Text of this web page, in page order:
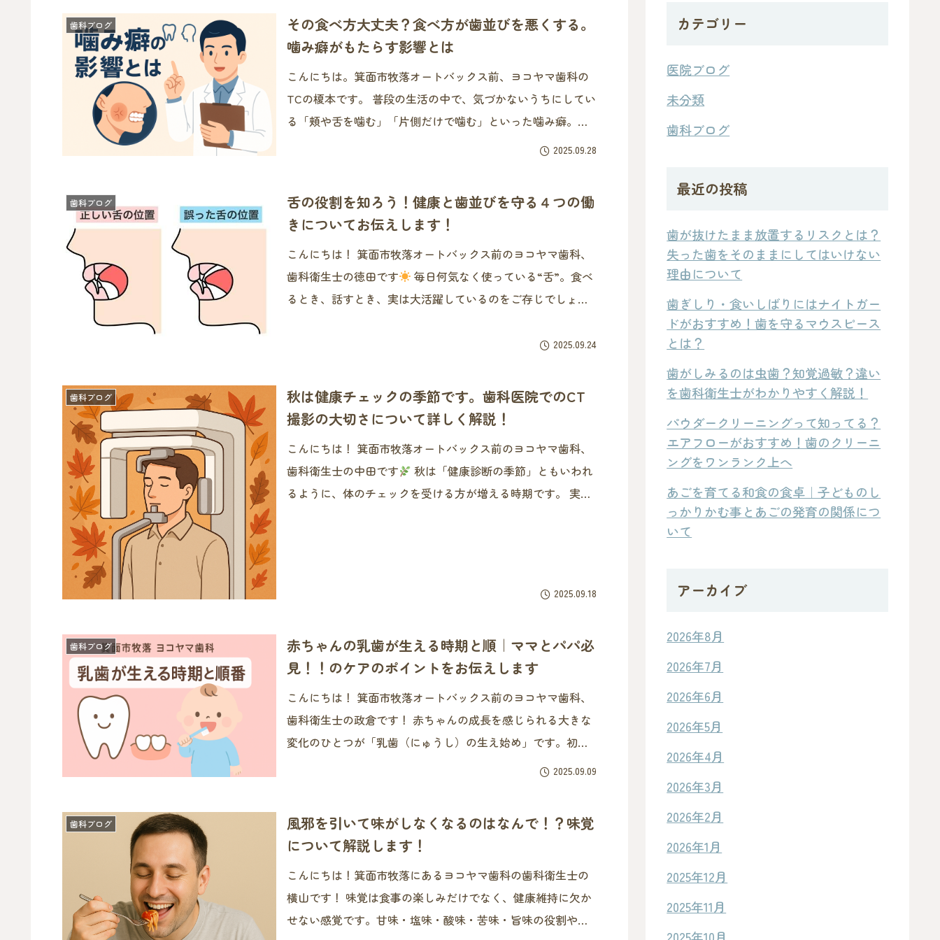
歯科ブログ
その食べ方大丈夫？食べ方が歯並びを悪くする。
噛み癖がもたらす影響とは
こんにちは。箕面市牧落オートバックス前、ヨコヤマ歯科の
TCの榎本です。 普段の生活の中で、気づかないうちにしてい
る「頬や舌を噛む」「片側だけで噛む」といった噛み癖。ち
ょっとしたクセのように思えますが、実は歯や顎に負担をか
2025.09.28
歯科ブログ
舌の役割を知ろう！健康と歯並びを守る４つの働
きについてお伝えします！
こんにちは！ 箕面市牧落オートバックス前のヨコヤマ歯科、
歯科衛生士の徳田です
るとき、話すとき、実は大活躍しているのをご存じでしょう
2025.09.24
歯科ブログ
秋は健康チェックの季節です。歯科医院でのCT
撮影の大切さについて詳しく解説！
こんにちは！ 箕面市牧落オートバックス前のヨコヤマ歯科、
歯科衛生士の中田です
るように、体のチェックを受ける方が増える時期です。 実は
2025.09.18
歯科ブログ
赤ちゃんの乳歯が生える時期と順｜ママとパパ必
見！！のケアのポイントをお伝えします
こんにちは！ 箕面市牧落オートバックス前のヨコヤマ歯科、
歯科衛生士の政倉です！ 赤ちゃんの成長を感じられる大きな
変化のひとつが「乳歯（にゅうし）の生え始め」です。初め
ての育児では「いつ頃生えてくるの？」「順番が違っても大
2025.09.09
歯科ブログ
風邪を引いて味がしなくなるのはなんで！？味覚
について解説します！
こんにちは！箕面市牧落にあるヨコヤマ歯科の歯科衛生士の
横山です！ 味覚は食事の楽しみだけでなく、健康維持に欠か
せない感覚です。甘味・塩味・酸味・苦味・旨味の役割や仕
カテゴリー
医院ブログ
未分類
歯科ブログ
最近の投稿
歯が抜けたまま放置するリスクとは？
失った歯をそのままにしてはいけない
理由について
歯ぎしり・食いしばりにはナイトガー
ドがおすすめ！歯を守るマウスピース
とは？
歯がしみるのは虫歯？知覚過敏？違い
を歯科衛生士がわかりやすく解説！
パウダークリーニングって知ってる？
エアフローがおすすめ！歯のクリーニ
ングをワンランク上へ
あごを育てる和食の食卓｜子どものし
っかりかむ事とあごの発育の関係につ
いて
アーカイブ
2026年8月
2026年7月
2026年6月
2026年5月
2026年4月
2026年3月
2026年2月
2026年1月
2025年12月
2025年11月